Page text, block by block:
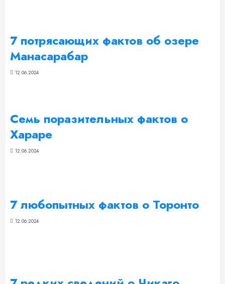
7 потрясающих фактов об озере
Манасарабар
12.06.2024
Семь поразительных фактов о
Хараре
12.06.2024
7 любопытных фактов о Торонто
12.06.2024